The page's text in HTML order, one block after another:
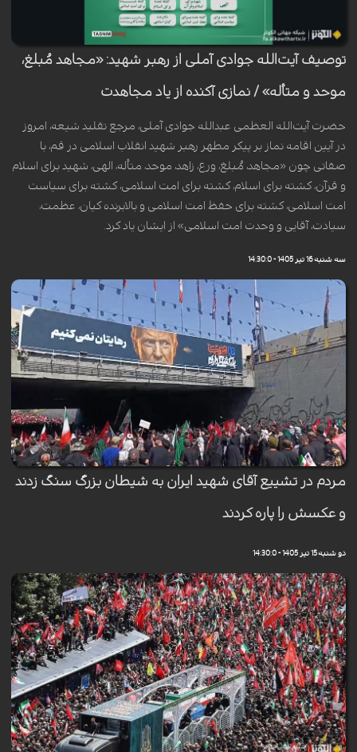
توصیف آیت‌الله جوادی آملی از رهبر شهید: «مجاهد مُبلغ،
موحد و متأله» / نمازی آکنده از یاد مجاهدت
حضرت آیت‌الله العظمی عبدالله جوادی آملی، مرجع تقلید شیعه، امروز
در آیین اقامه نماز بر پیکر مطهر رهبر شهید انقلاب اسلامی در قم، با
صفاتی چون «مجاهد، مُبلغ، ورع، زاهد، موحد، متأله، الهی، شهید برای اسلام
و قرآن، کشته برای اسلام، کشته برای امت اسلامی، کشته برای سیاست
امت اسلامی، کشته برای حفظ امت اسلامی و بالابرنده کیان، عظمت،
سیادت، آقایی و وحدت امت اسلامی» از ایشان یاد کرد.
سه شنبه 16 تیر 1405 - 14:30:0
مردم در تشییع آقای شهید ایران به شیطان بزرگ سنگ زدند
و عکسش را پاره کردند
دو شنبه 15 تیر 1405 - 14:30:0